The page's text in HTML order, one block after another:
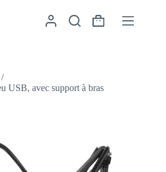
Panier
/
USB, avec support à bras